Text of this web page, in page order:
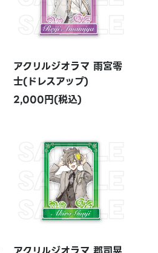
アクリルジオラマ 雨宮零
士(ドレスアップ)
2,000円(税込)